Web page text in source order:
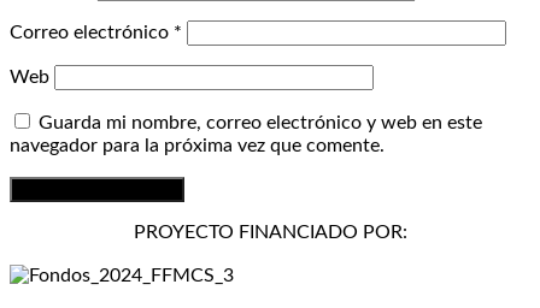
Correo electrónico *
Web
Guarda mi nombre, correo electrónico y web en este
navegador para la próxima vez que comente.
PROYECTO FINANCIADO POR: